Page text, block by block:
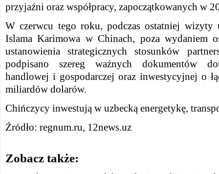
przyjaźni oraz współpracy, zapoczątkowanych w
W czerwcu tego roku, podczas ostatniej wizyty
Islama Karimowa w Chinach, poza wydaniem
ustanowienia strategicznych stosunków
podpisano szereg ważnych dokumentów
handlowej i gospodarczej oraz inwestycyjnej o
miliardów dolarów.
Chińczycy inwestują w uzbecką energetykę,
Źródło: regnum.ru, 12news.uz
Zobacz także: